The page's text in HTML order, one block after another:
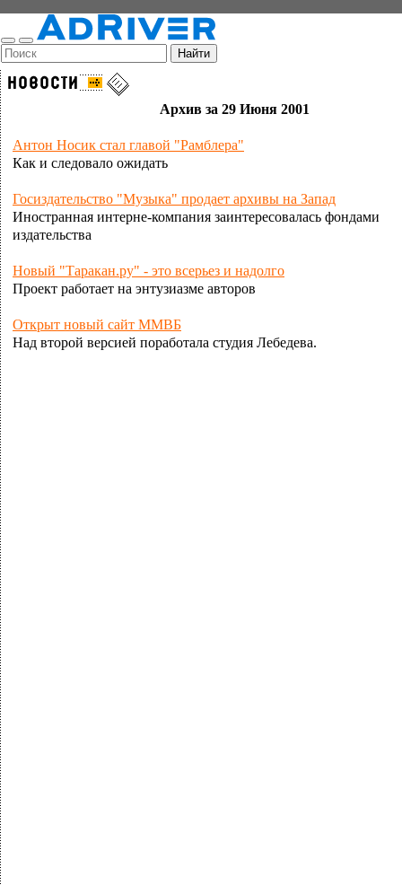
Архив за 29 Июня 2001
Антон Носик стал главой "Рамблера"
Как и следовало ожидать
Госиздательство "Музыка" продает архивы на Запад
Иностранная интерне-компания заинтересовалась фондами
издательства
Новый "Таракан.ру" - это всерьез и надолго
Проект работает на энтузиазме авторов
Открыт новый сайт ММВБ
Над второй версией поработала студия Лебедева.